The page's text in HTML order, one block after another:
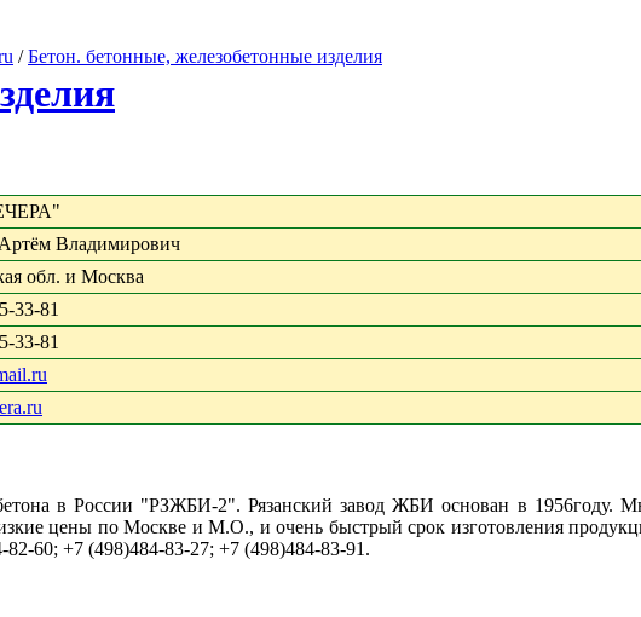
/Бетон. бетонные, железобетонные изделия
Владимирович
обл. и Москва
33-81
33-81
в России "РЗЖБИ-2". Рязанский завод ЖБИ основан в 1956году.
цены по Москве и М.О., и очень быстрый срок изготовления
60; +7 (498)484-83-27; +7 (498)484-83-91.